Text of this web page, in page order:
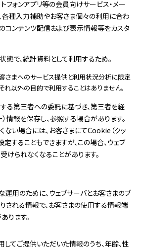
フォンアプリ等の会員向けサービス・メー
各種入力補助やお客さま個々の利用に合わ
のコンテンツ配信および表示情報等をカスタ
で、統計資料として利用するため。
さまへのサービス提供と利用状況分析に限定
れ以外の目的で利用することはありません。
る第三者への委託に基づき、第三者を経
情報を保存し、参照する場合があります。
ない場合には、お客さまにてCookie（クッ
することもできますが、この場合、ウェブ
けられなくなることがあります。
運用のために、ウェブサーバとお客さまのブ
される情報で、お客さまの使用する情報端
ります。
してご提供いただいた情報のうち、年齢、性